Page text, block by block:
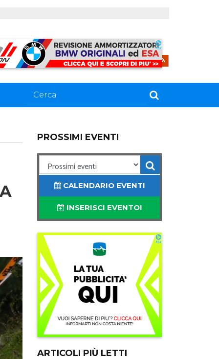
PROSSIMI EVENTI
CALENDARIO EVENTI
INSERISCI EVENTO!
ARTICOLI PIÙ LETTI